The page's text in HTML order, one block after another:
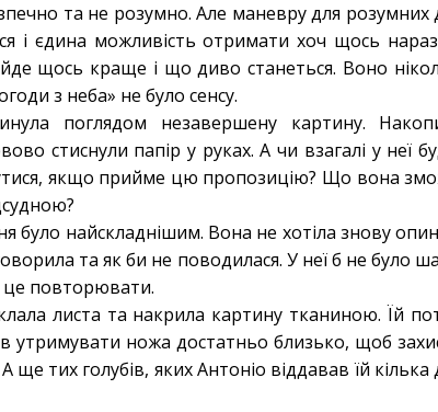
та не розумно. Але маневру для розумних
і єдина можливість отримати хоч щось
щось краще і що диво станеться. Воно
з неба» не було сенсу.
поглядом незавершену картину.
стиснули папір у руках. А чи взагалі у неї
якщо прийме цю пропозицію? Що вона
було найскладнішим. Вона не хотіла знову
та як би не поводилася. У неї б не було
це повторювати.
листа та накрила картину тканиною. Їй
утримувати ножа достатньо близько, щоб
ще тих голубів, яких Антоніо віддавав їй